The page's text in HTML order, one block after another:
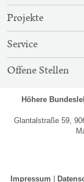
Projekte
Service
Offene Stellen
Höhere
Glantalstraße 59,
Impressum